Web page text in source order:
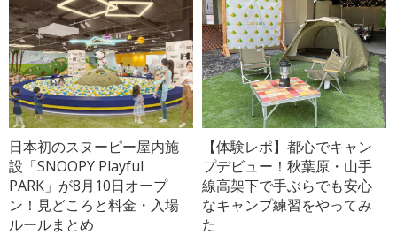
日本初のスヌーピー屋内施
設「SNOOPY Playful
PARK」が8月10日オープ
ン！見どころと料金・入場
ルールまとめ
【体験レポ】都心でキャン
プデビュー！秋葉原・山手
線高架下で手ぶらでも安心
なキャンプ練習をやってみ
た